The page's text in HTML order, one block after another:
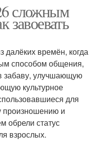
сложным
завоевать
далёких времён, когда
способом общения,
забаву, улучшающую
культурное
для
произношению и
обрели статус
взрослых.